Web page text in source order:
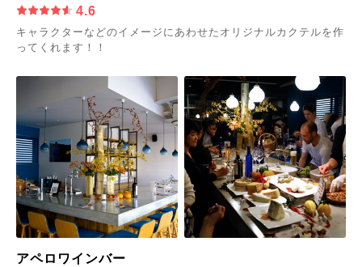
4.6
キャラクターなどのイメージにあわせたオリジナルカクテルを作
ってくれます！！
アペロワインバー